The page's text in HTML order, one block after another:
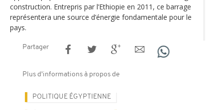
construction. Entrepris par l’Ethiopie en 2011, ce barrage
représentera une source d’énergie fondamentale pour le
pays.
Partager
Plus d'informations à propos de
POLITIQUE ÉGYPTIENNE